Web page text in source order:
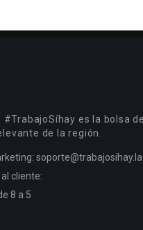
#TrabajoSíhay es la bolsa
de la región.
soporte@trabajosihay.la
cliente:
8 a 5